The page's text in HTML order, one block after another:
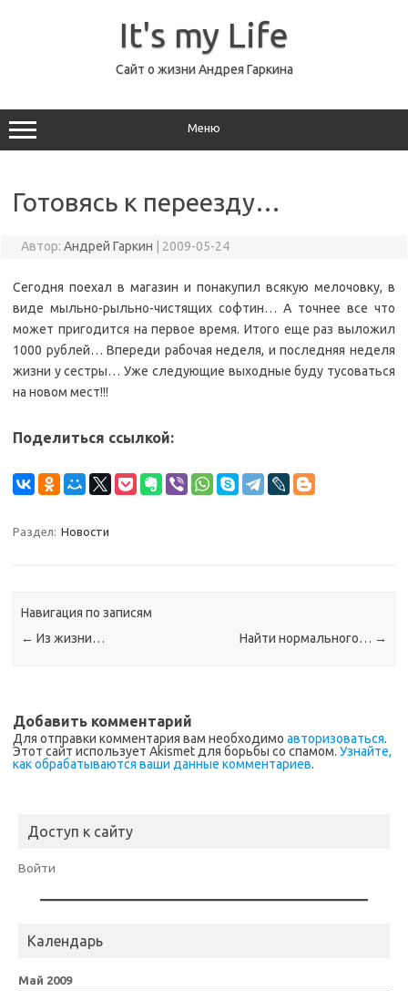
It's my Life
Сайт о жизни Андрея Гаркина
Меню
Готовясь к переезду…
Автор: Андрей Гаркин 2009-05-24
Сегодня поехал в магазин и понакупил всякую мелочовку, в
виде мыльно-рыльно-чистящих софтин… А точнее все что
может пригодится на первое время. Итого еще раз выложил
1000 рублей… Впереди рабочая неделя, и последняя неделя
жизни у сестры… Уже следующие выходные буду тусоваться
на новом мест!!!
Поделиться ссылкой:
Раздел: Новости
Навигация по записям
← Из жизни… Найти нормального… →
Добавить комментарий
Для отправки комментария вам необходимо авторизоваться.
Этот сайт использует Akismet для борьбы со спамом. Узнайте,
как обрабатываются ваши данные комментариев.
Доступ к сайту
Войти
Календарь
Май 2009